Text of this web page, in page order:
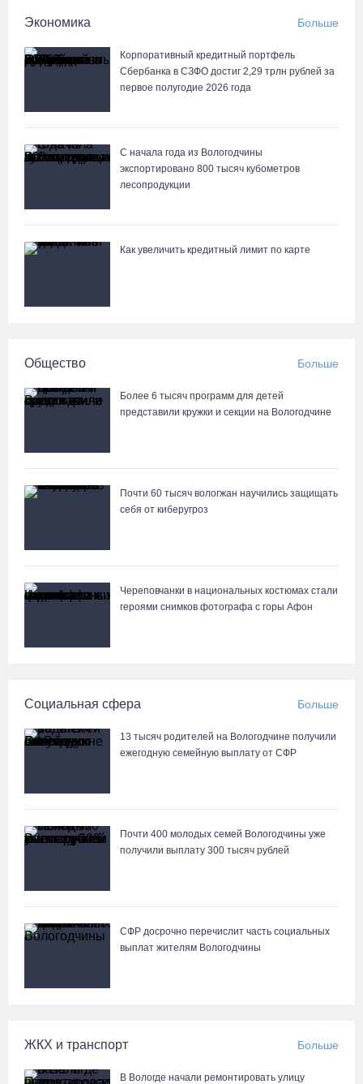
Экономика Больше
Корпоративный кредитный портфель
Сбербанка в СЗФО достиг 2,29 трлн рублей за
первое полугодие 2026 года
С начала года из Вологодчины
экспортировано 800 тысяч кубометров
лесопродукции
Как увеличить кредитный лимит по карте
Общество Больше
Более 6 тысяч программ для детей
представили кружки и секции на Вологодчине
Почти 60 тысяч вологжан научились защищать
себя от киберугроз
Череповчанки в национальных костюмах стали
героями снимков фотографа с горы Афон
Социальная сфера Больше
13 тысяч родителей на Вологодчине получили
ежегодную семейную выплату от СФР
Почти 400 молодых семей Вологодчины уже
получили выплату 300 тысяч рублей
СФР досрочно перечислит часть социальных
выплат жителям Вологодчины
ЖКХ и транспорт Больше
В Вологде начали ремонтировать улицу